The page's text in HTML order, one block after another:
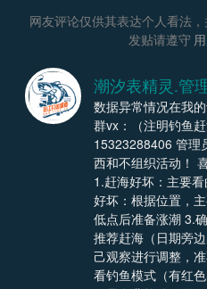
网友评论仅供其表达个人看法
发贴请遵守
潮汐表精灵.管
数据异常情况在我
群vx：（注明钓鱼
15323288406 管理
西和不组织活动！
1.赶海好坏：主要
好坏：根据位置，
低点后准备涨潮 3.
推荐赶海（日期旁
己观察进行调整，
看钓鱼模式（有红